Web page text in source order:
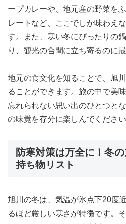
ープカレーや、地元産の野菜を
レートなど、ここでしか味わえ
す。また、寒い冬にぴったりの
り、観光の合間に立ち寄るのに最
地元の食文化を知ることで、旭
ることができます。旅の中で美
忘れられない思い出のひとつと
の味覚を存分に楽しんでください
防寒対策は万全に！冬
持ち物リスト
旭川の冬は、気温が氷点下20度
るほど厳しい寒さが特徴です。